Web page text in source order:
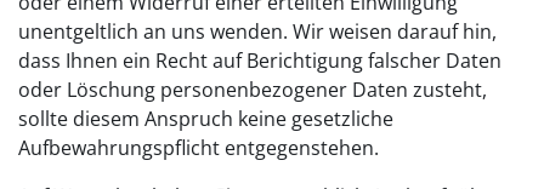
unentgeltlich an uns wenden. Wir weisen darauf hin,
dass Ihnen ein Recht auf Berichtigung falscher Daten
oder Löschung personenbezogener Daten zusteht,
sollte diesem Anspruch keine gesetzliche
Aufbewahrungspflicht entgegenstehen.